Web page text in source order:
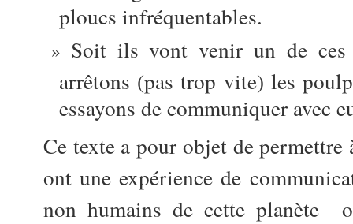
ploucs infréquentables.
Soit ils vont venir un de ces
arrêtons (pas trop vite) les
essayons de communiquer avec
Ce texte a pour objet de permettre
ont une expérience de
non humains de cette planète